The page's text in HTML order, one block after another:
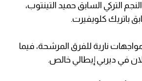
التركي السابق حميد التينتوب،
باتريك كلويفيرت.
نارية للفرق المرشحة، فيما
في ديربي إيطالي خالص.